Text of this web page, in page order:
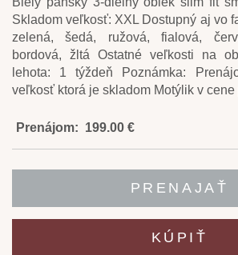
Skladom veľkosť: XXL Dostupný aj vo
zelená, šedá, ružová, fialová,
bordová, žltá Ostatné veľkosti na
lehota: 1 týždeň Poznámka:
veľkosť ktorá je skladom Motýlik v
Prenájom: 199.00 €
PRENAJAŤ
KÚPIŤ